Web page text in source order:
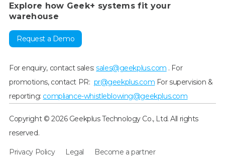
Explore how Geek+ systems fit your
warehouse
Request a Demo
For enquiry, contact sales:sales@geekplus.com . For
promotions, contact PR: pr@geekplus.com For supervision &
reporting: compliance-whistleblowing@geekplus.com
Copyright © 2026 Geekplus Technology Co., Ltd. All rights
reserved.
Privacy Policy Legal Become a partner